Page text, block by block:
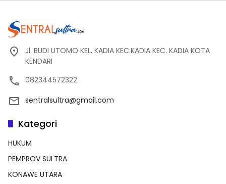
Jl. BUDI UTOMO KEL. KADIA KEC.KADIA KEC. KADIA KOTA
KENDARI
082344572322
sentralsultra@gmail.com
Kategori
HUKUM
PEMPROV SULTRA
KONAWE UTARA